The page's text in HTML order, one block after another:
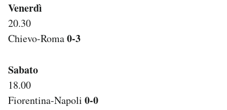
Venerdì
20.30
Chievo-Roma0-3
Sabato
18.00
Fiorentina-Napoli 0-0